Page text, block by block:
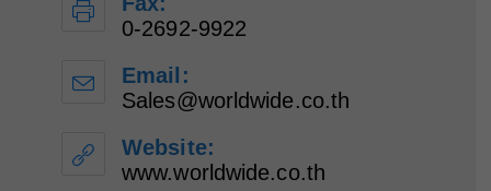
0-2692-9922
Email:
Sales@worldwide.co.th
Website:
www.worldwide.co.th